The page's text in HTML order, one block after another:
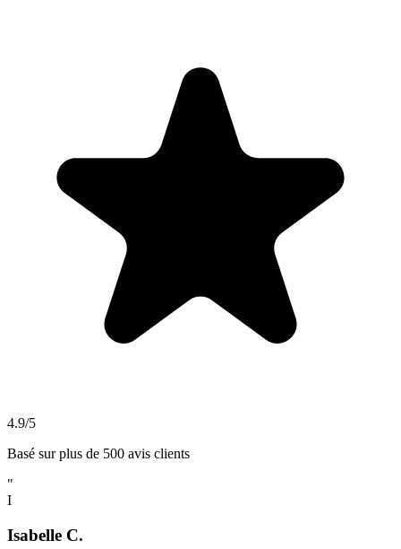
4.9/5
Basé sur plus de 500 avis clients
"
I
Isabelle C.